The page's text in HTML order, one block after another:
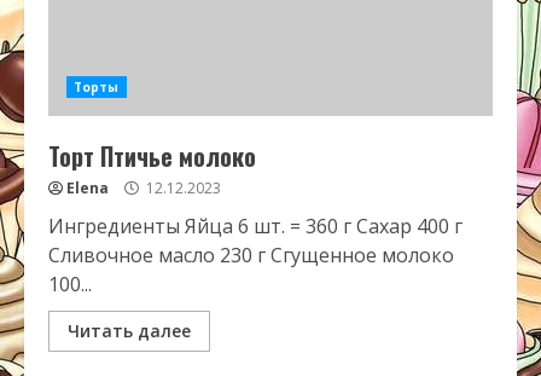
Торты
Торт Птичье молоко
Elena 12.12.2023
Ингредиенты Яйца 6 шт. = 360 г Сахар 400 г
Сливочное масло 230 г Сгущенное молоко
100...
Читать далее